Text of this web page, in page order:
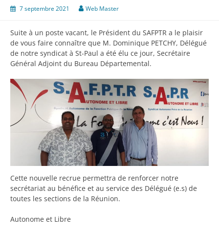
7 septembre 2021 Web Master
Suite à un poste vacant, le Président du SAFPTR a le plaisir
de vous faire connaître que M. Dominique PETCHY, Délégué
de notre syndicat à St-Paul a été élu ce jour, Secrétaire
Général Adjoint du Bureau Départemental.
Cette nouvelle recrue permettra de renforcer notre
secrétariat au bénéfice et au service des Délégué (e.s) de
toutes les sections de la Réunion.
Autonome et Libre